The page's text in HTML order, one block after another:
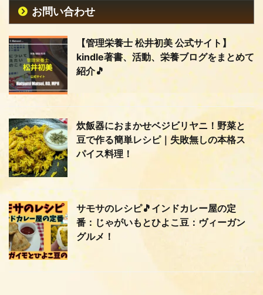
お問い合わせ
【管理栄養士 松井初美 公式サイト】
kindle著書、活動、栄養ブログをまとめて
紹介🎵
炊飯器におまかせベジビリヤニ！野菜と
豆で作る簡単レシピ｜失敗無しの本格ス
パイス料理！
サモサのレシピ🎵インドカレー屋の定
番：じゃがいもとひよこ豆：ヴィーガン
グルメ！